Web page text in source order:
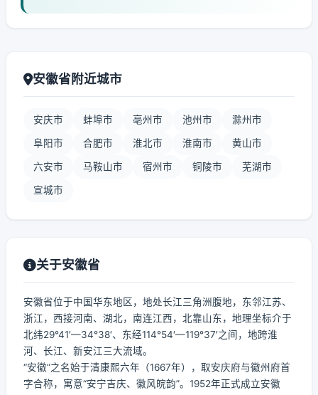
安徽省附近城市
安庆市 蚌埠市 亳州市 池州市 滁州市
阜阳市 合肥市 淮北市 淮南市 黄山市
六安市 马鞍山市 宿州市 铜陵市 芜湖市
宣城市
关于安徽省
安徽省位于中国华东地区，地处长江三角洲腹地，东邻江苏、
浙江，西接河南、湖北，南连江西，北靠山东，地理坐标介于
北纬29°41′—34°38′、东经114°54′—119°37′之间，地跨淮
河、长江、新安江三大流域。
“安徽”之名始于清康熙六年（1667年），取安庆府与徽州府首
字合称，寓意“安宁吉庆、徽风皖韵”。1952年正式成立安徽